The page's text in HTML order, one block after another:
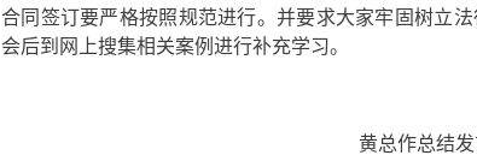
合同签订要严格按照规范进行。并要求大家牢固树立
会后到网上搜集相关案例进行补充学习。
黄总作总结